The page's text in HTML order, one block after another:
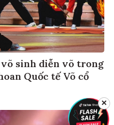
võ sinh diễn võ trong
Quốc tế Võ cổ
✕